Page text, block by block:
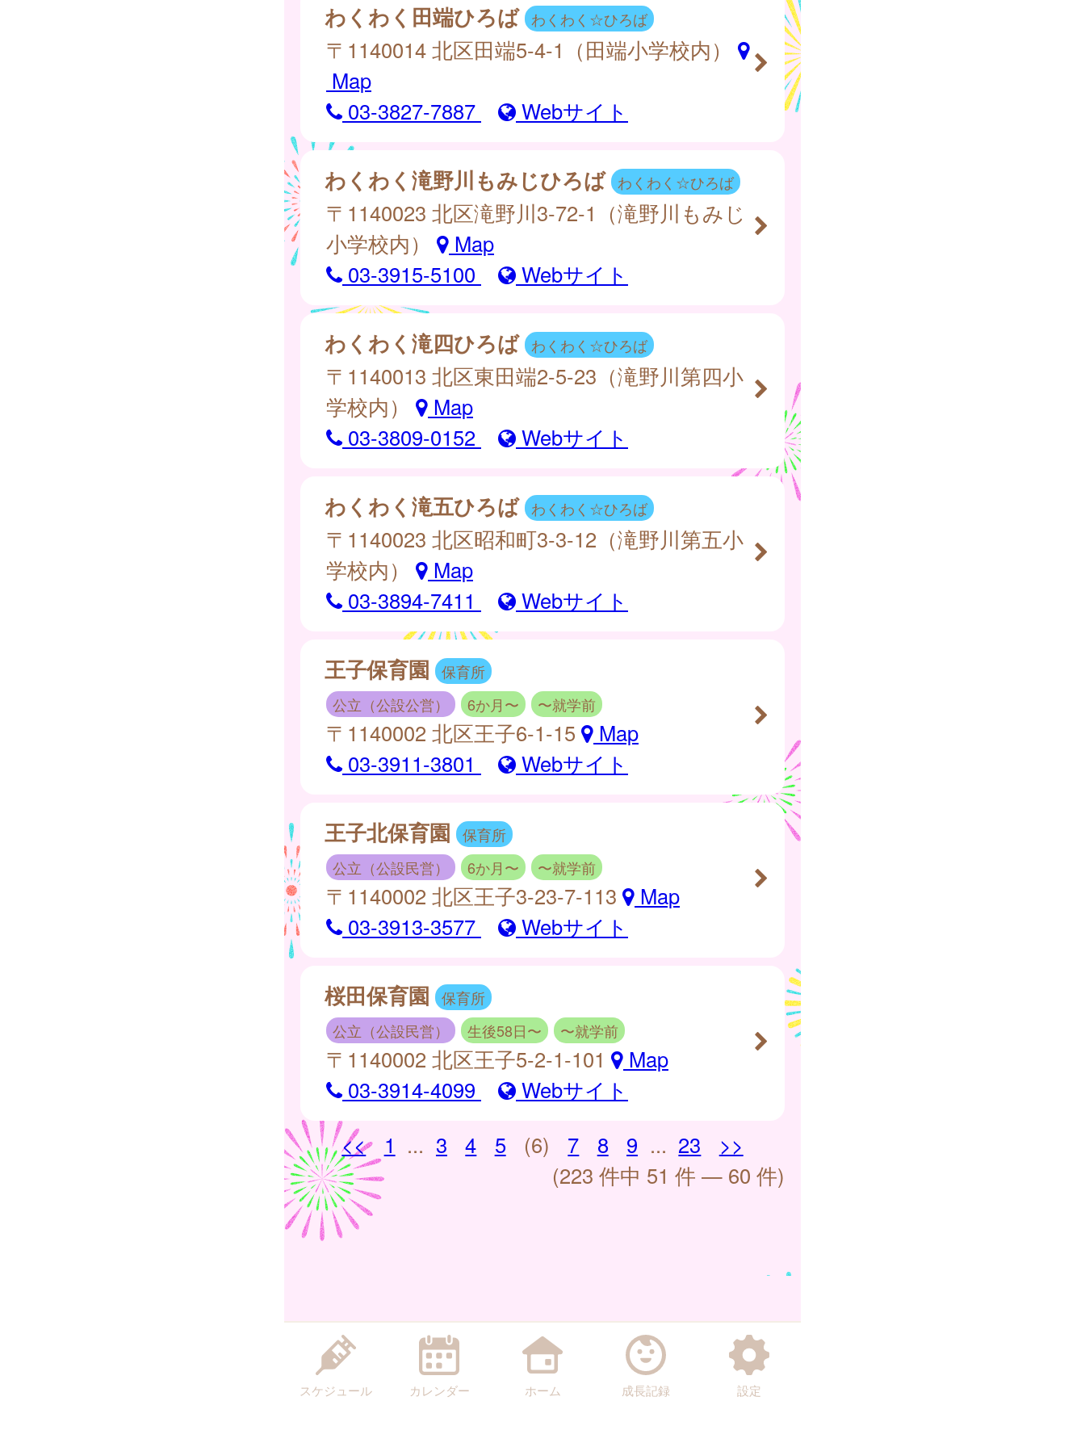
わくわく田端ひろば わくわく☆ひろば
〒1140014 北区田端5-4-1（田端小学校内）
Map
03-3827-7887
Webサイト
わくわく滝野川もみじひろば わくわく☆ひろば
〒1140023 北区滝野川3-72-1（滝野川もみじ
小学校内）
Map
03-3915-5100
Webサイト
わくわく滝四ひろば わくわく☆ひろば
〒1140013 北区東田端2-5-23（滝野川第四小
学校内）
Map
03-3809-0152
Webサイト
わくわく滝五ひろば わくわく☆ひろば
〒1140023 北区昭和町3-3-12（滝野川第五小
学校内）
Map
03-3894-7411
Webサイト
王子保育園
保育所
公立（公設公営）
6か月〜 〜就学前
〒1140002 北区王子6-1-15
Map
03-3911-3801
Webサイト
王子北保育園
保育所
公立（公設民営）
6か月〜 〜就学前
〒1140002 北区王子3-23-7-113
Map
03-3913-3577
Webサイト
桜田保育園
保育所
公立（公設民営）
生後58日〜 〜就学前
〒1140002 北区王子5-2-1-101
Map
03-3914-4099
Webサイト
<<
1 ... 3 4 5 (6) 7 8 9 ... 23
>>
(223 件中 51 件 — 60 件)
スケジュール カレンダー ホーム 成長記録 設定